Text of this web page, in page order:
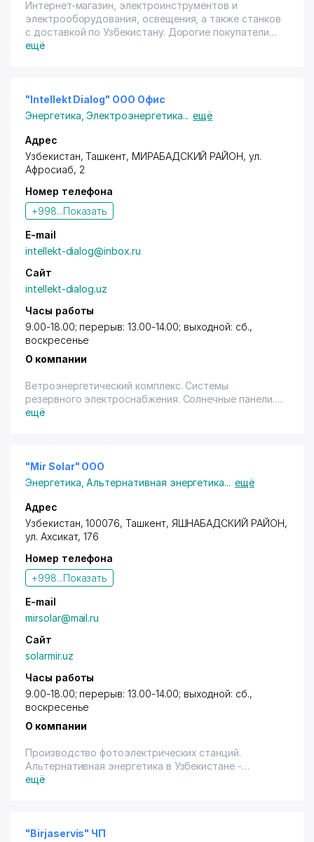
Интернет-магазин, электроинструментов и
электрооборудования, освещения, а также станков
с доставкой по Узбекистану. Дорогие покупатели
вы можете приобрести качественные товары по
нашими специалистами и получить информацию о
интересующем вас товаре.
ещё
"Intellekt Dialog" ООО Офис
Энергетика ,Электроэнергетика... ещё
Адрес
Узбекистан,Ташкент, МИРАБАДСКИЙ РАЙОН,ул.
Афросиаб, 2
Номер телефона
+998...Показать
E-mail
intellekt-dialog@inbox.ru
Сайт
intellekt-dialog.uz
Часы работы
9.00-18.00; перерыв: 13.00-14.00; выходной: сб.,
воскресенье
О компании
Ветроэнергетический комплекс. Системы
резервного электроснабжения. Солнечные панели.
Альтернативная энергетика.
ещё
"Mir Solar" ООО
Энергетика ,Альтернативная энергетика... ещё
Адрес
Узбекистан, 100076, Ташкент, ЯШНАБАДСКИЙ РАЙОН,
ул. Ахсикат, 176
Номер телефона
+998...Показать
E-mail
mirsolar@mail.ru
Сайт
solarmir.uz
Часы работы
9.00-18.00; перерыв: 13.00-14.00; выходной: сб.,
воскресенье
О компании
Производство фотоэлектрических станций.
Альтернативная энергетика в Узбекистане -
внедрение, поставка и монтаж оборудования.
ещё
"Birjaservis" ЧП